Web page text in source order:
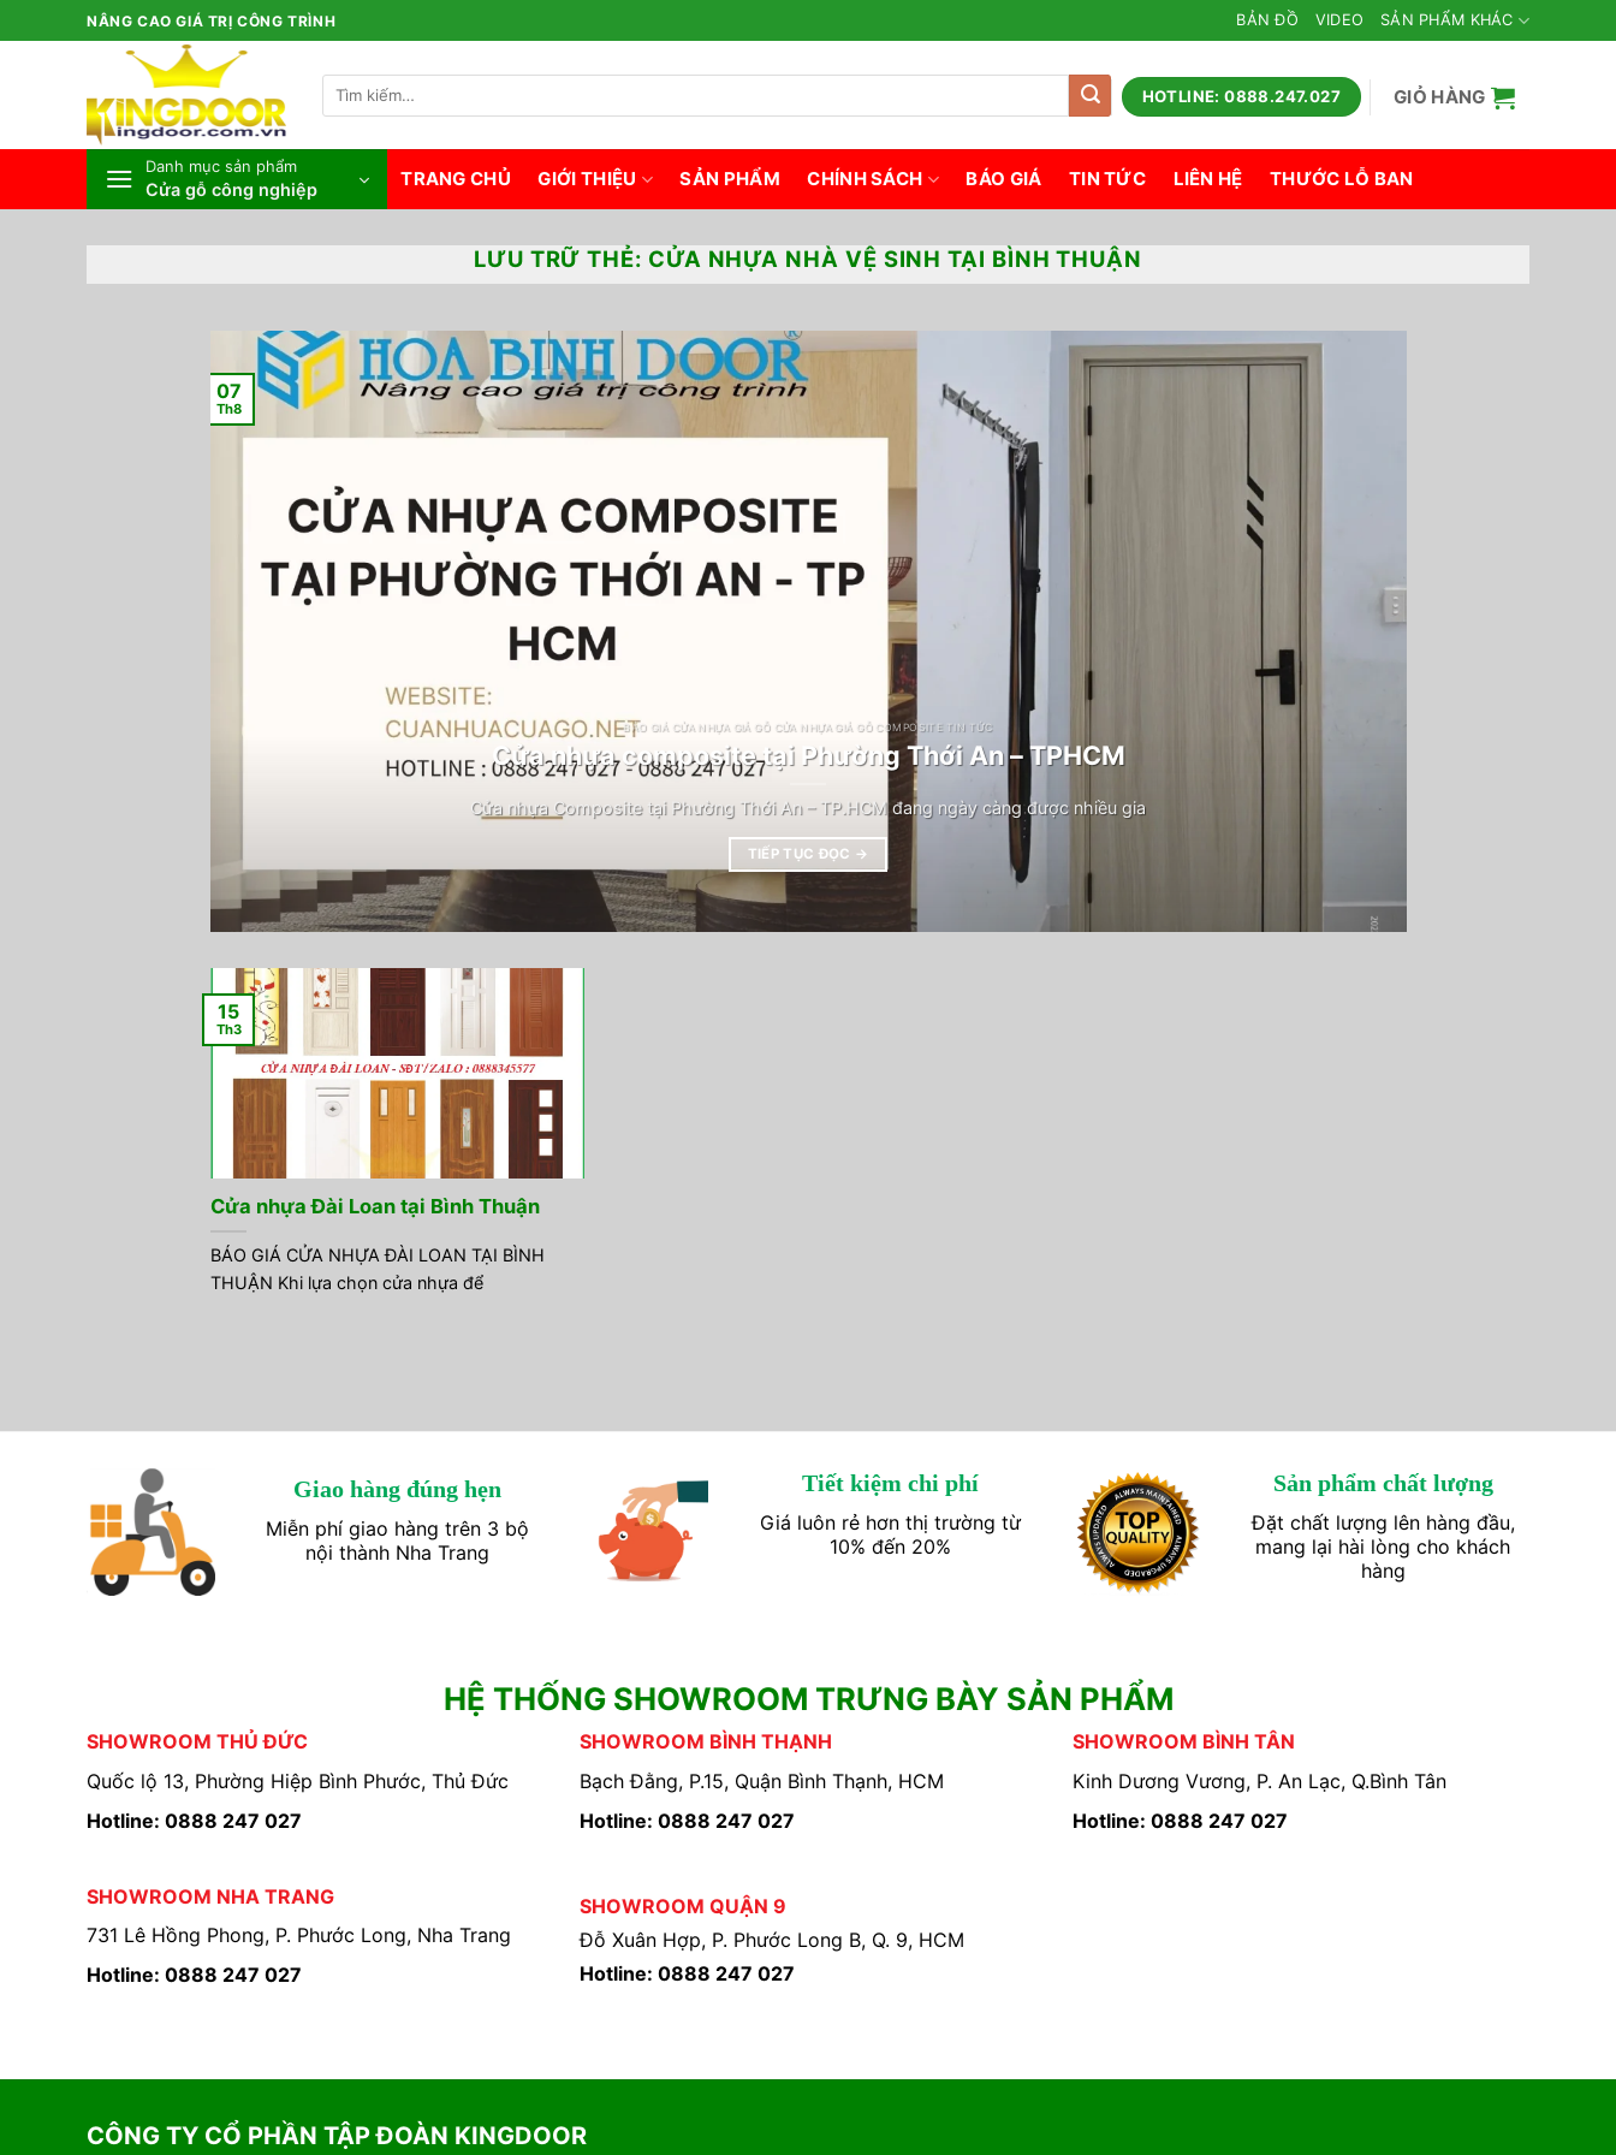
qua
NÂNG CAO GIÁ TRỊ CÔNG TRÌNH BẢN ĐỒ VIDEO SẢN PHẨM KHÁC
Tìm
kiếm:
HOTLINE: 0888.247.027 GIỎ HÀNG
Danh mục sản phẩm
Cửa gỗ công nghiệp TRANG CHỦ GIỚI THIỆU SẢN PHẨM CHÍNH SÁCH BÁO GIÁ TIN TỨC LIÊN HỆ THƯỚC LỖ BAN
LƯU TRỮ THẺ: CỬA NHỰA NHÀ VỆ SINH TẠI BÌNH THUẬN
BÁO GIÁ CỬA NHỰA GIẢ GỖ CỬA NHỰA GIẢ GỖ COMPOSITE TIN TỨC
Cửa nhựa composite tại Phường Thới An – TPHCM
Cửa nhựa Composite tại Phường Thới An – TP.HCM đang ngày càng được nhiều gia
TIẾP TỤC ĐỌC →
07
Th8
Cửa nhựa Đài Loan tại Bình Thuận
BÁO GIÁ CỬA NHỰA ĐÀI LOAN TẠI BÌNH
THUẬN Khi lựa chọn cửa nhựa để
15
Th3
Giao hàng đúng hẹn
Miễn phí giao hàng trên 3 bộ
nội thành Nha Trang
Tiết kiệm chi phí
Giá luôn rẻ hơn thị trường từ
10% đến 20%
Sản phẩm chất lượng
Đặt chất lượng lên hàng đầu,
mang lại hài lòng cho khách
hàng
HỆ THỐNG SHOWROOM TRƯNG BÀY SẢN PHẨM
SHOWROOM THỦ ĐỨC
Quốc lộ 13, Phường Hiệp Bình Phước, Thủ Đức
Hotline: 0888 247 027
SHOWROOM BÌNH THẠNH
Bạch Đằng, P.15, Quận Bình Thạnh, HCM
Hotline: 0888 247 027
SHOWROOM BÌNH TÂN
Kinh Dương Vương, P. An Lạc, Q.Bình Tân
Hotline: 0888 247 027
SHOWROOM NHA TRANG
731 Lê Hồng Phong, P. Phước Long, Nha Trang
Hotline: 0888 247 027
SHOWROOM QUẬN 9
Đỗ Xuân Hợp, P. Phước Long B, Q. 9, HCM
Hotline: 0888 247 027
CÔNG TY CỔ PHẦN TẬP ĐOÀN KINGDOOR